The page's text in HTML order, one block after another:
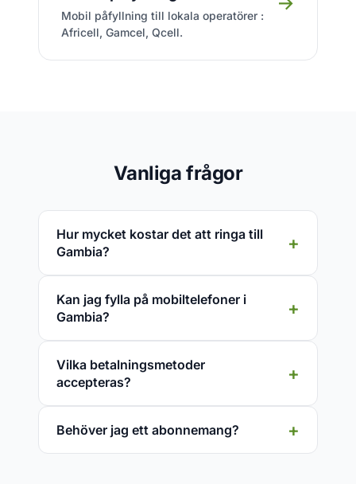
Mobil påfyllning till lokala operatörer :
Africell, Gamcel, Qcell.
Vanliga frågor
Hur mycket kostar det att ringa till
Gambia?
Kan jag fylla på mobiltelefoner i
Gambia?
Vilka betalningsmetoder
accepteras?
Behöver jag ett abonnemang?